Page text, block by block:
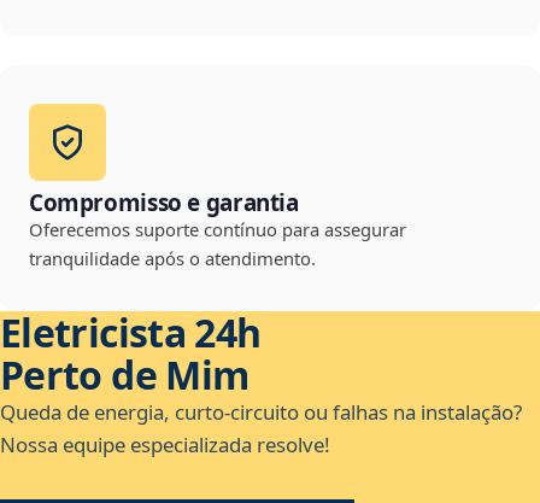
Compromisso e garantia
Oferecemos suporte contínuo para assegurar
tranquilidade após o atendimento.
Eletricista 24h
Perto de Mim
Queda de energia, curto-circuito ou falhas na instalação?
Nossa equipe especializada resolve!